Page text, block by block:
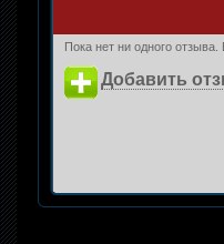
Пока нет ни одного
Добавить